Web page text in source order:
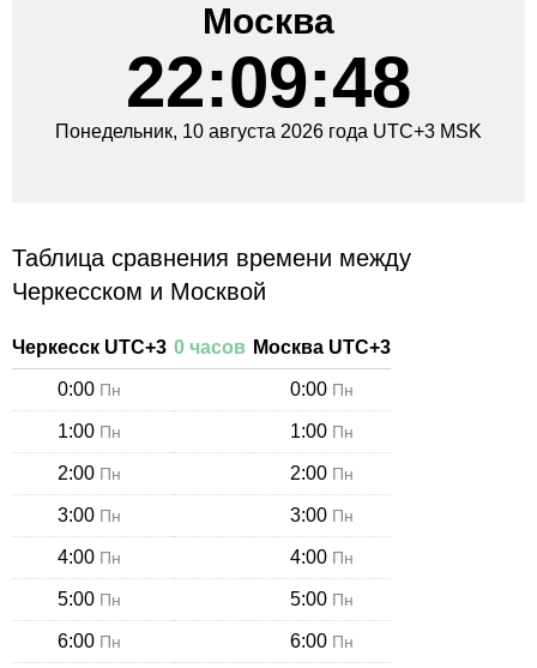
Москва
22:09:48
Понедельник, 10 августа 2026 года UTC+3 MSK
Таблица сравнения времени между
Черкесском и Москвой
Черкесск UTC+3 0 часов Москва UTC+3
0:00 Пн 0:00 Пн
1:00 Пн 1:00 Пн
2:00 Пн 2:00 Пн
3:00 Пн 3:00 Пн
4:00 Пн 4:00 Пн
5:00 Пн 5:00 Пн
6:00 Пн 6:00 Пн